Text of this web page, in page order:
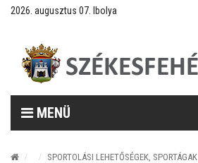
2026. augusztus 07. Ibolya
MENÜ
SPORTOLÁSI LEHETŐSÉGEK, SPORTÁGAK